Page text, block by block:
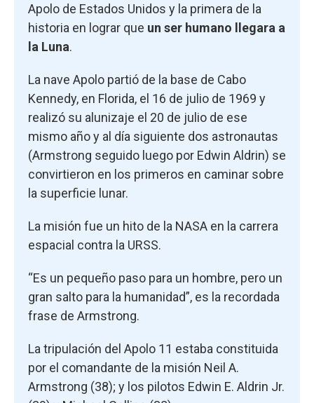
Apolo de Estados Unidos y la primera de la
historia en lograr que un ser humano llegara a
la Luna.
La nave Apolo partió de la base de Cabo
Kennedy, en Florida, el 16 de julio de 1969 y
realizó su alunizaje el 20 de julio de ese
mismo año y al día siguiente dos astronautas
(Armstrong seguido luego por Edwin Aldrin) se
convirtieron en los primeros en caminar sobre
la superficie lunar.
La misión fue un hito de la NASA en la carrera
espacial contra la URSS.
“Es un pequeño paso para un hombre, pero un
gran salto para la humanidad”, es la recordada
frase de Armstrong.
La tripulación del Apolo 11 estaba constituida
por el comandante de la misión Neil A.
Armstrong (38); y los pilotos Edwin E. Aldrin Jr.